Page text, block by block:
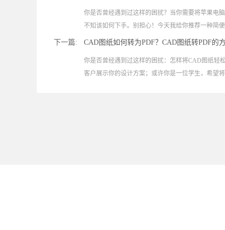
你是否曾经遇到过这样的困扰？当你需要将苹果电
不知该如何下手。别担心！今天我给你推荐一种简
下一篇: CAD图纸如何转为PDF？CAD图纸转PDF的方
你是否曾经遇到过这样的困扰：怎样将CAD图纸轻
客户展示你的设计方案；或许你是一位学生，希望